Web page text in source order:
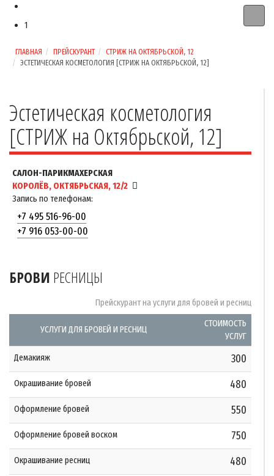
1
ГЛАВНАЯ ПРЕЙСКУРАНТ
СТРИЖ НА ОКТЯБРЬСКОЙ, 12
ЭСТЕТИЧЕСКАЯ КОСМЕТОЛОГИЯ [СТРИЖ НА ОКТЯБРЬСКОЙ, 12]
Эстетическая косметология
[СТРИЖ на Октябрьской, 12]
САЛОН-ПАРИКМАХЕРСКАЯ
КОРОЛЁВ, ОКТЯБРЬСКАЯ, 12/2
Запись по телефонам:
+7 495 516-96-00
+7 916 053-00-00
БРОВИ РЕСНИЦЫ
Прейскурант на услуги для бровей и ресниц
УСЛУГИ ДЛЯ БРОВЕЙ И РЕСНИЦ
СТОИМОСТЬ
УСЛУГ
Демакияж
300
Окрашивание бровей 480
Оформление бровей 550
Оформление бровей воском 750
Окрашивание ресниц 480